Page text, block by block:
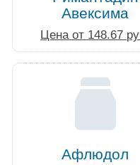
Авексима
Цена от 148.67
Афлюдол